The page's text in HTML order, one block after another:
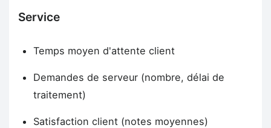
Service
Temps moyen d'attente client
Demandes de serveur (nombre, délai de
traitement)
Satisfaction client (notes moyennes)